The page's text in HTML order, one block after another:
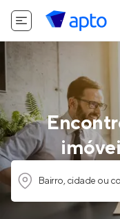
Bairro, cidade ou